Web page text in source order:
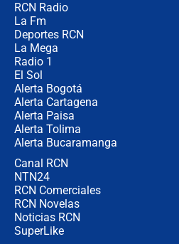
RCN Radio
La Fm
Deportes RCN
La Mega
Radio 1
El Sol
Alerta Bogotá
Alerta Cartagena
Alerta Paisa
Alerta Tolima
Alerta Bucaramanga
Canal RCN
NTN24
RCN Comerciales
RCN Novelas
Noticias RCN
SuperLike